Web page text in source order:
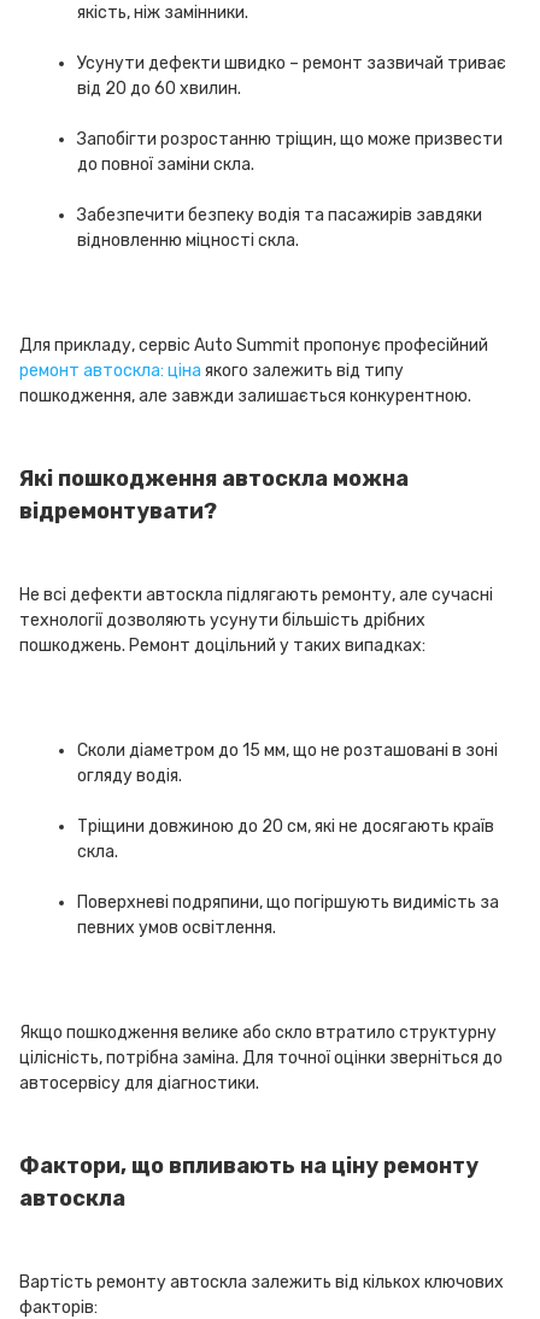
якість, ніж замінники.
Усунути дефекти швидко – ремонт зазвичай триває
від 20 до 60 хвилин.
Запобігти розростанню тріщин, що може призвести
до повної заміни скла.
Забезпечити безпеку водія та пасажирів завдяки
відновленню міцності скла.
Для прикладу, сервіс Auto Summit пропонує професійний
ремонт автоскла: ціна якого залежить від типу
пошкодження, але завжди залишається конкурентною.
Які пошкодження автоскла можна
відремонтувати?
Не всі дефекти автоскла підлягають ремонту, але сучасні
технології дозволяють усунути більшість дрібних
пошкоджень. Ремонт доцільний у таких випадках:
Сколи діаметром до 15 мм, що не розташовані в зоні
огляду водія.
Тріщини довжиною до 20 см, які не досягають країв
скла.
Поверхневі подряпини, що погіршують видимість за
певних умов освітлення.
Якщо пошкодження велике або скло втратило структурну
цілісність, потрібна заміна. Для точної оцінки зверніться до
автосервісу для діагностики.
Фактори, що впливають на ціну ремонту
автоскла
Вартість ремонту автоскла залежить від кількох ключових
факторів: